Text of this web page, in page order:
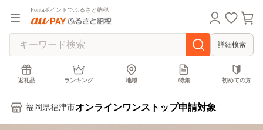
Pontaポイントでふるさと納税
詳細検索
返礼品 ランキング 地域 特集 初めての方
福岡県福津市オンラインワンストップ申請対象